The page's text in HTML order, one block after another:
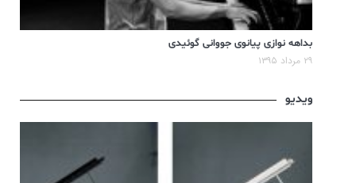
بداهه نوازی پیانوی جووانی گوئیدی
۲۹ مرداد ۱۳۹۵
ویدیو